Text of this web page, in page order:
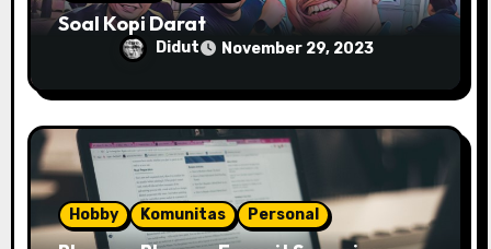
Soal Kopi Darat
Didut November 29, 2023
Hobby Komunitas Personal